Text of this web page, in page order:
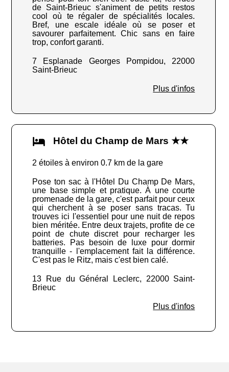
de Saint-Brieuc s'animent de petits restos
cool où te régaler de spécialités locales.
Bref, une escale idéale où se poser et
savourer parfaitement. Chic sans en faire
trop, confort garanti.
7 Esplanade Georges Pompidou, 22000
Saint-Brieuc
Plus d'infos
Hôtel du Champ de Mars ★★
2 étoiles à environ 0.7 km de la gare
Pose ton sac à l'Hôtel Du Champ De Mars,
une base simple et pratique. À une courte
promenade de la gare, c'est parfait pour ceux
qui cherchent à se poser sans tracas. Tu
trouves ici l'essentiel pour une nuit de repos
bien méritée. Entre deux trajets, profite de ce
point de chute discret pour recharger les
batteries. Pas besoin de luxe pour dormir
tranquille - l'emplacement fait la différence.
C'est pas le Ritz, mais c'est bien calé.
13 Rue du Général Leclerc, 22000 Saint-
Brieuc
Plus d'infos